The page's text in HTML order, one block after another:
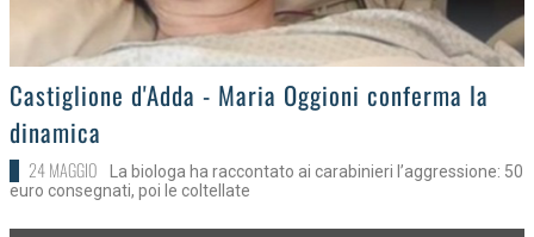
>
Castiglione d'Adda - Maria Oggioni conferma la
dinamica
24 MAGGIO
La biologa ha raccontato ai carabinieri l’aggressione: 50
euro consegnati, poi le coltellate